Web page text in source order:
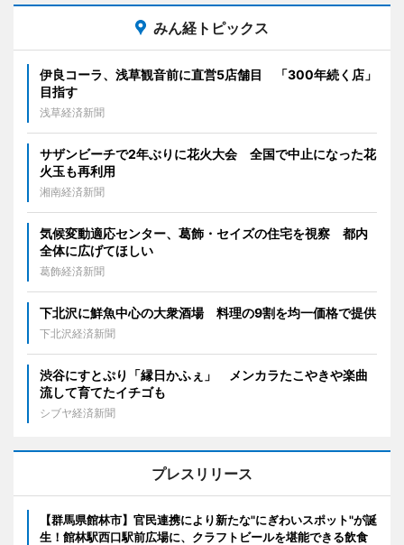
みん経トピックス
伊良コーラ、浅草観音前に直営5店舗目 「300年続く店」
目指す
浅草経済新聞
サザンビーチで2年ぶりに花火大会 全国で中止になった花
火玉も再利用
湘南経済新聞
気候変動適応センター、葛飾・セイズの住宅を視察 都内
全体に広げてほしい
葛飾経済新聞
下北沢に鮮魚中心の大衆酒場 料理の9割を均一価格で提供
下北沢経済新聞
渋谷にすとぷり「縁日かふぇ」 メンカラたこやきや楽曲
流して育てたイチゴも
シブヤ経済新聞
プレスリリース
【群馬県館林市】官民連携により新たな"にぎわいスポット"が誕
生！館林駅西口駅前広場に、クラフトビールを堪能できる飲食